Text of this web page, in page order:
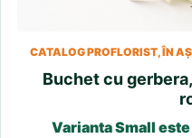
CATALOG PROFLORIST, ÎN
Buchet cu
Varianta Small